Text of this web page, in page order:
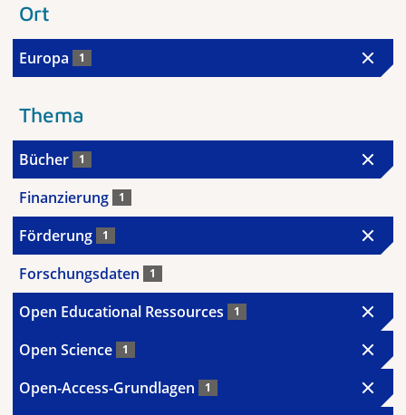
Ort
Europa 1
Thema
Bücher 1
Finanzierung 1
Förderung 1
Forschungsdaten 1
Open Educational Ressources 1
Open Science 1
Open-Access-Grundlagen 1